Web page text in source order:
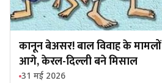
कानून बेअसर! बाल विवाह के
आगे, केरल-दिल्ली बने मिसाल
31 मई 2026